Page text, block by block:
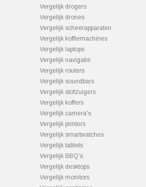
Vergelijk drogers
Vergelijk drones
Vergelijk scheerapparaten
Vergelijk koffiemachines
Vergelijk laptops
Vergelijk navigatie
Vergelijk routers
Vergelijk soundbars
Vergelijk stofzuigers
Vergelijk koffers
Vergelijk camera's
Vergelijk printers
Vergelijk smartwatches
Vergelijk tablets
Vergelijk BBQ's
Vergelijk desktops
Vergelijk monitors